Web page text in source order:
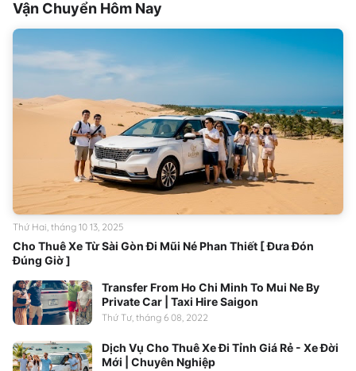
Vận Chuyển Hôm Nay
Cho Thuê Xe Từ Sài Gòn Đi Mũi Né Phan Thiết [ Đưa Đón
Đúng Giờ ]
Thứ Hai, tháng 10 13, 2025
Transfer From Ho Chi Minh To Mui Ne By
Private Car | Taxi Hire Saigon
Thứ Tư, tháng 6 08, 2022
Dịch Vụ Cho Thuê Xe Đi Tỉnh Giá Rẻ - Xe Đời
Mới | Chuyên Nghiệp